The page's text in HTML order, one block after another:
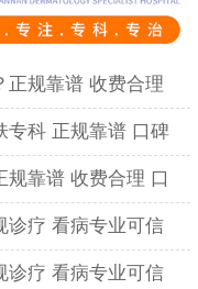
正规靠谱 收费合理
专科 正规靠谱 口碑
靠谱 收费合理 口
诊疗 看病专业可信
诊疗 看病专业可信